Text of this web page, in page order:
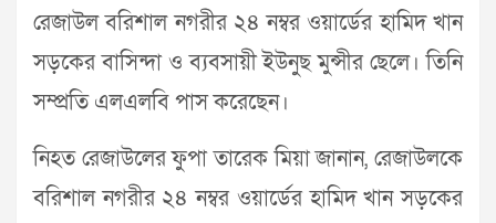
রেজাউল ব‌রিশাল নগরীর ২৪ নম্বর ওয়া‌র্ডের হা‌মিদ খান
সড়‌কের বা‌সিন্দা ও ব্যবসায়ী ইউনুছ মুন্সীর ছে‌লে। তিনি
সম্প্রতি এলএলবি পাস ক‌রে‌ছেন।
নিহত রেজাউলের ফুপা তা‌রেক মিয়া জানান, রেজাউল‌কে
ব‌রিশাল নগরীর ২৪ নম্বর ওয়া‌র্ডের হা‌মিদ খান সড়কের